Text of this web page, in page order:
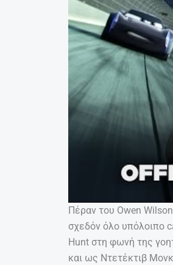
Πέραν του Owen
σχεδόν όλο υπόλοιπο
Hunt στη φωνή της
και ως Ντετέκτιβ